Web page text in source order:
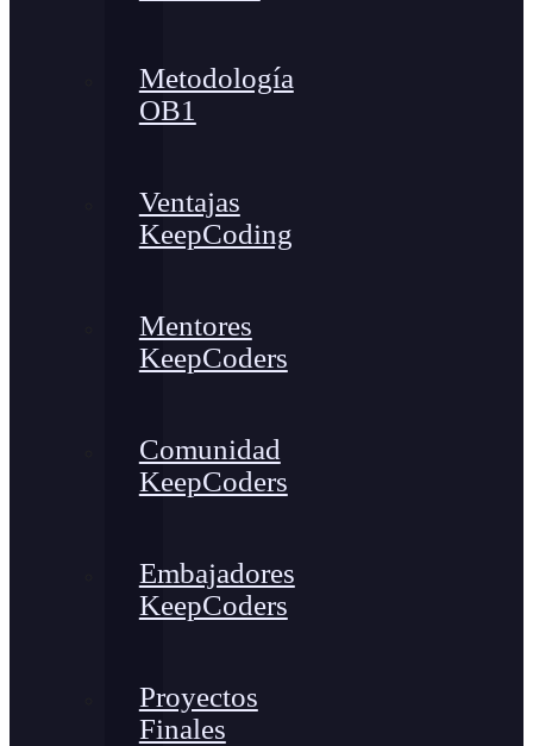
Metodología
OB1
Ventajas
KeepCoding
Mentores
KeepCoders
Comunidad
KeepCoders
Embajadores
KeepCoders
Proyectos
Finales